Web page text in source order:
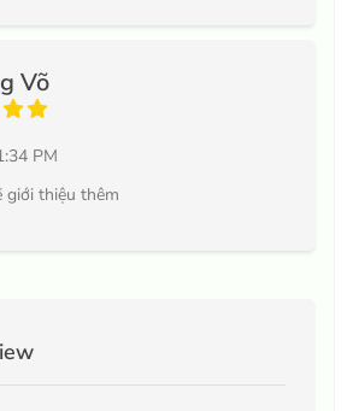
Võ
PM
giới thiệu thêm